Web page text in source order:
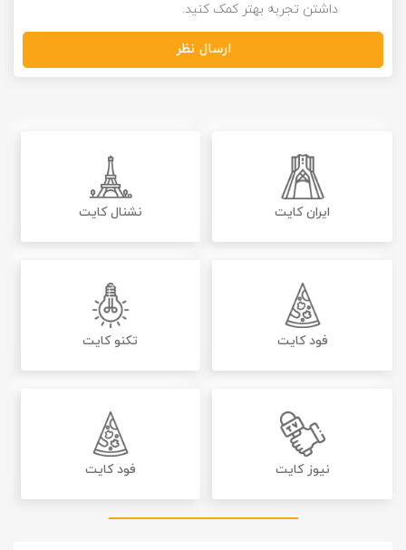
داشتن تجربه بهتر کمک کنید.
ارسال نظر
ایران کایت نشنال کایت
فود کایت تکنو کایت
نیوز کایت فود کایت